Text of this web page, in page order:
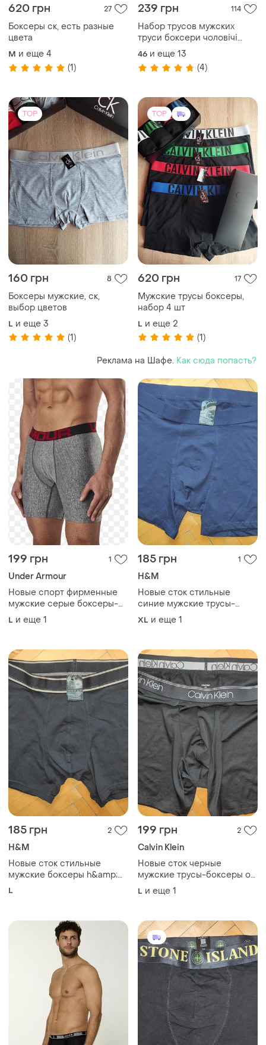
620 грн 27
Боксеры ск, есть разные
цвета
M и еще 4
(1)
239 грн 114
Набор трусов мужских
труси боксери чоловічі
кельвін кляйн calvin klein
плавки чолові чорні
46 и еще 13
(4)
TOP
160 грн 8
Боксеры мужские, ск,
выбор цветов
L и еще 3
(1)
TOP
620 грн 17
Мужские трусы боксеры,
набор 4 шт
L и еще 2
(1)
Реклама на Шафе. Как сюда попасть?
199 грн 1
Under Armour
Новые спорт фирменные
мужские серые боксеры-
боксеры under armour с
красным брендированным
L и еще 1
185 грн 1
H&M
Новые сток стильные
синие мужские трусы-
боксеры имеют широкую
эластичную резинку бренд
XL и еще 1
185 грн 2
H&M
Новые сток стильные
мужские боксеры h&amp;m
черного цвета с
L
199 грн 2
Calvin Klein
Новые сток черные
мужские трусы-боксеры от
бренда calvin klein с
фирменной широкой
L и еще 1